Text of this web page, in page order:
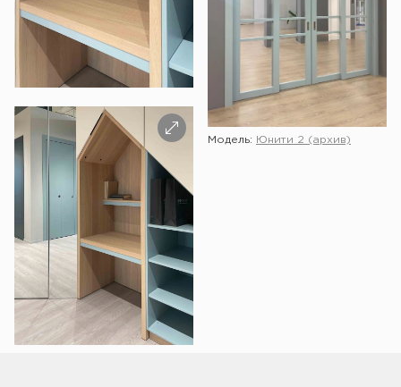
Модель: Юнити 2 (архив)